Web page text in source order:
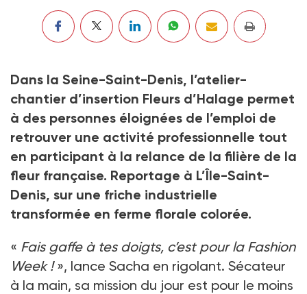
Dans la Seine-Saint-Denis, l’atelier-
chantier d’insertion Fleurs d’Halage permet
à des personnes éloignées de l’emploi de
retrouver une activité professionnelle tout
en participant à la relance de la filière de la
fleur française. Reportage à L’Île-Saint-
Denis, sur une friche industrielle
transformée en ferme florale colorée.
« Fais gaffe à tes doigts, c’est pour la Fashion
Week !», lance Sacha en rigolant. Sécateur
à la main, sa mission du jour est pour le moins